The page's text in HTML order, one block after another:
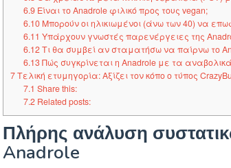
6.9Είναι το Anadrole φιλικό προς τους vegan;
6.10Μπορούν οι ηλικιωμένοι (άνω των 40) να
6.11 Υπάρχουν γνωστές παρενέργειες της
6.12Τι θα συμβεί αν σταματήσω να παίρνω το
6.13Πώς συγκρίνεται η Anadrole με τα
7Τελική ετυμηγορία: Αξίζει τον κόπο ο τύπος
7.1 Share this:
7.2Related posts:
Πλήρης ανάλυση
Anadrole